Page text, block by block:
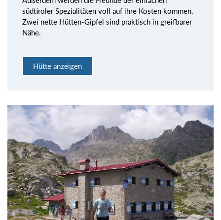
südtiroler Spezialitäten voll auf ihre Kosten kommen.
Zwei nette Hütten-Gipfel sind praktisch in greifbarer
Nähe.
Hütte anzeigen